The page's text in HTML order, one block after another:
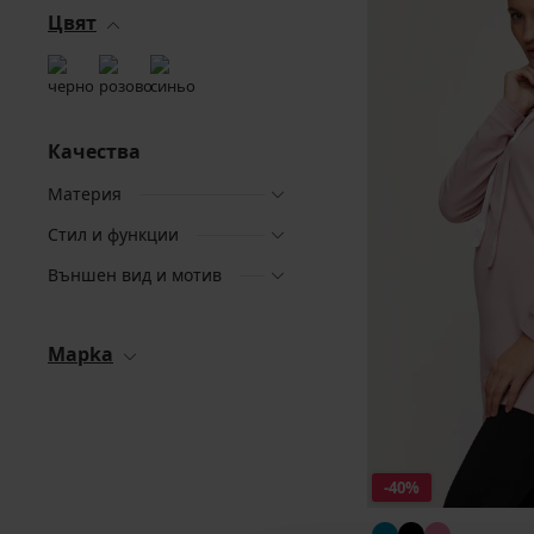
Цвят
Качества
Материя
Стил и функции
Външен вид и мотив
Mapka
-40%